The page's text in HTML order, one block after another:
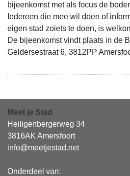
bijeenkomst met als focus de
Iedereen die mee wil doen of
eigen stad zoiets te doen, is
De bijeenkomst vindt plaats in de
Geldersestraat 6, 3812PP
Meet je Stad
Heiligenbergerweg 34
3816AK Amersfoort
info@meetjestad.net
Onderdeel van: